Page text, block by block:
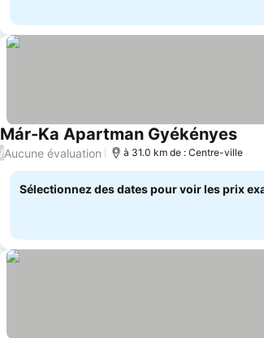
Már-Ka Apartman Gyékényes
/Aucune évaluation à 31.0 km de : Centre-ville
Sélectionnez des dates pour voir les prix